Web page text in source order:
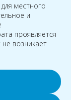
местного
и
проявляется
возникает